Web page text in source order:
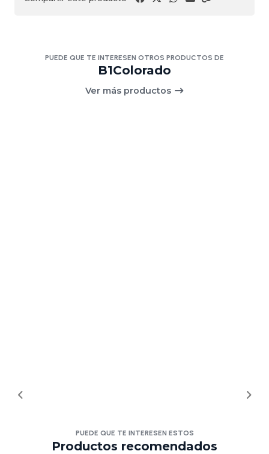
PUEDE QUE TE INTERESEN OTROS PRODUCTOS DE
B1Colorado
Ver más productos
PUEDE QUE TE INTERESEN ESTOS
Productos recomendados